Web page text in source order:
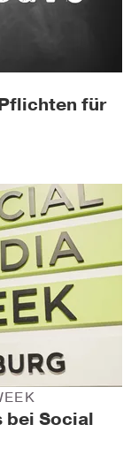
für
bei Social